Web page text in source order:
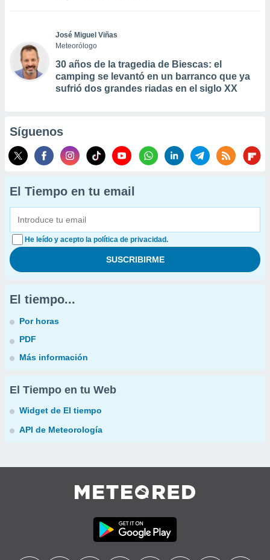
José Miguel Viñas
Meteorólogo
30 años de la tragedia de Biescas: el
camping se levantó en un barranco que ya
sufrió dos grandes riadas en el siglo XX
Síguenos
El Tiempo en tu email
He leído y acepto la política de privacidad.
El tiempo...
Por horas
PDF
Más información
El Tiempo en tu Web
Widget de El tiempo
API de Meteorología